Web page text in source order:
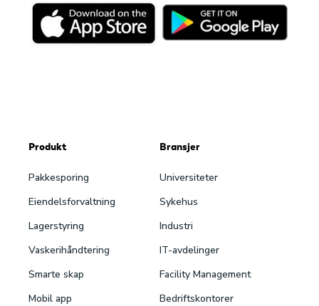
Produkt
Pakke­sporing
Eiendels­forvaltning
Lagerstyring
Vaskeri­håndtering
Smarte skap
Mobil app
Bransjer
Universiteter
Sykehus
Industri
IT-avdelinger
Facility Management
Bedriftskontorer